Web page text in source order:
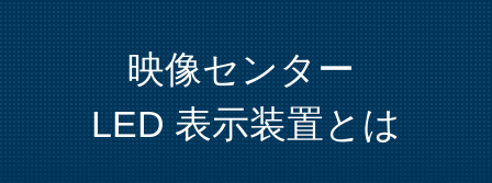
映像センター
LED 表示装置とは